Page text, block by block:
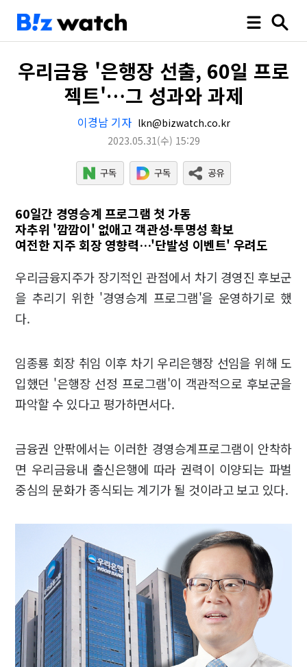
우리금융 '은행장 선출, 60일 프로
젝트'…그 성과와 과제
이경남 기자 lkn@bizwatch.co.kr
2023.05.31(수) 15:29
60일간 경영승계 프로그램 첫 가동
자추위 '깜깜이' 없애고 객관성·투명성 확보
여전한 지주 회장 영향력…'단발성 이벤트' 우려도
우리금융지주가 장기적인 관점에서 차기 경영진 후보군
을 추리기 위한 '경영승계 프로그램'을 운영하기로 했
다.
임종룡 회장 취임 이후 차기 우리은행장 선임을 위해 도
입했던 '은행장 선정 프로그램'이 객관적으로 후보군을
파악할 수 있다고 평가하면서다.
금융권 안팎에서는 이러한 경영승계프로그램이 안착하
면 우리금융내 출신은행에 따라 권력이 이양되는 파벌
중심의 문화가 종식되는 계기가 될 것이라고 보고 있다.